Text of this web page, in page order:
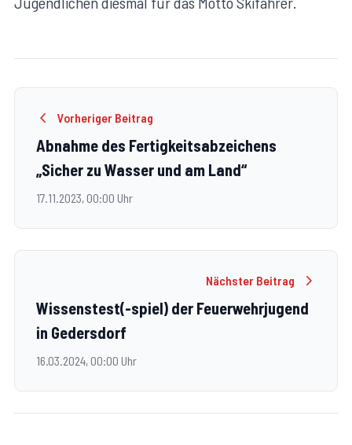
Vorheriger Beitrag
Abnahme des Fertigkeitsabzeichens
„Sicher zu Wasser und am Land“
17.11.2023, 00:00 Uhr
Nächster Beitrag
Wissenstest(-spiel) der Feuerwehrjugend
in Gedersdorf
16.03.2024, 00:00 Uhr